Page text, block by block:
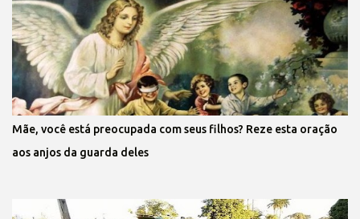
Mãe, você está preocupada com seus filhos? Reze esta oração
aos anjos da guarda deles